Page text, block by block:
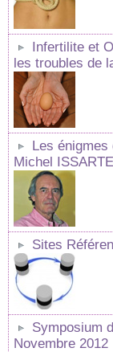
Infertilite et
les troubles de
Les énigmes
Michel
Sites
Symposium
Novembre 2012